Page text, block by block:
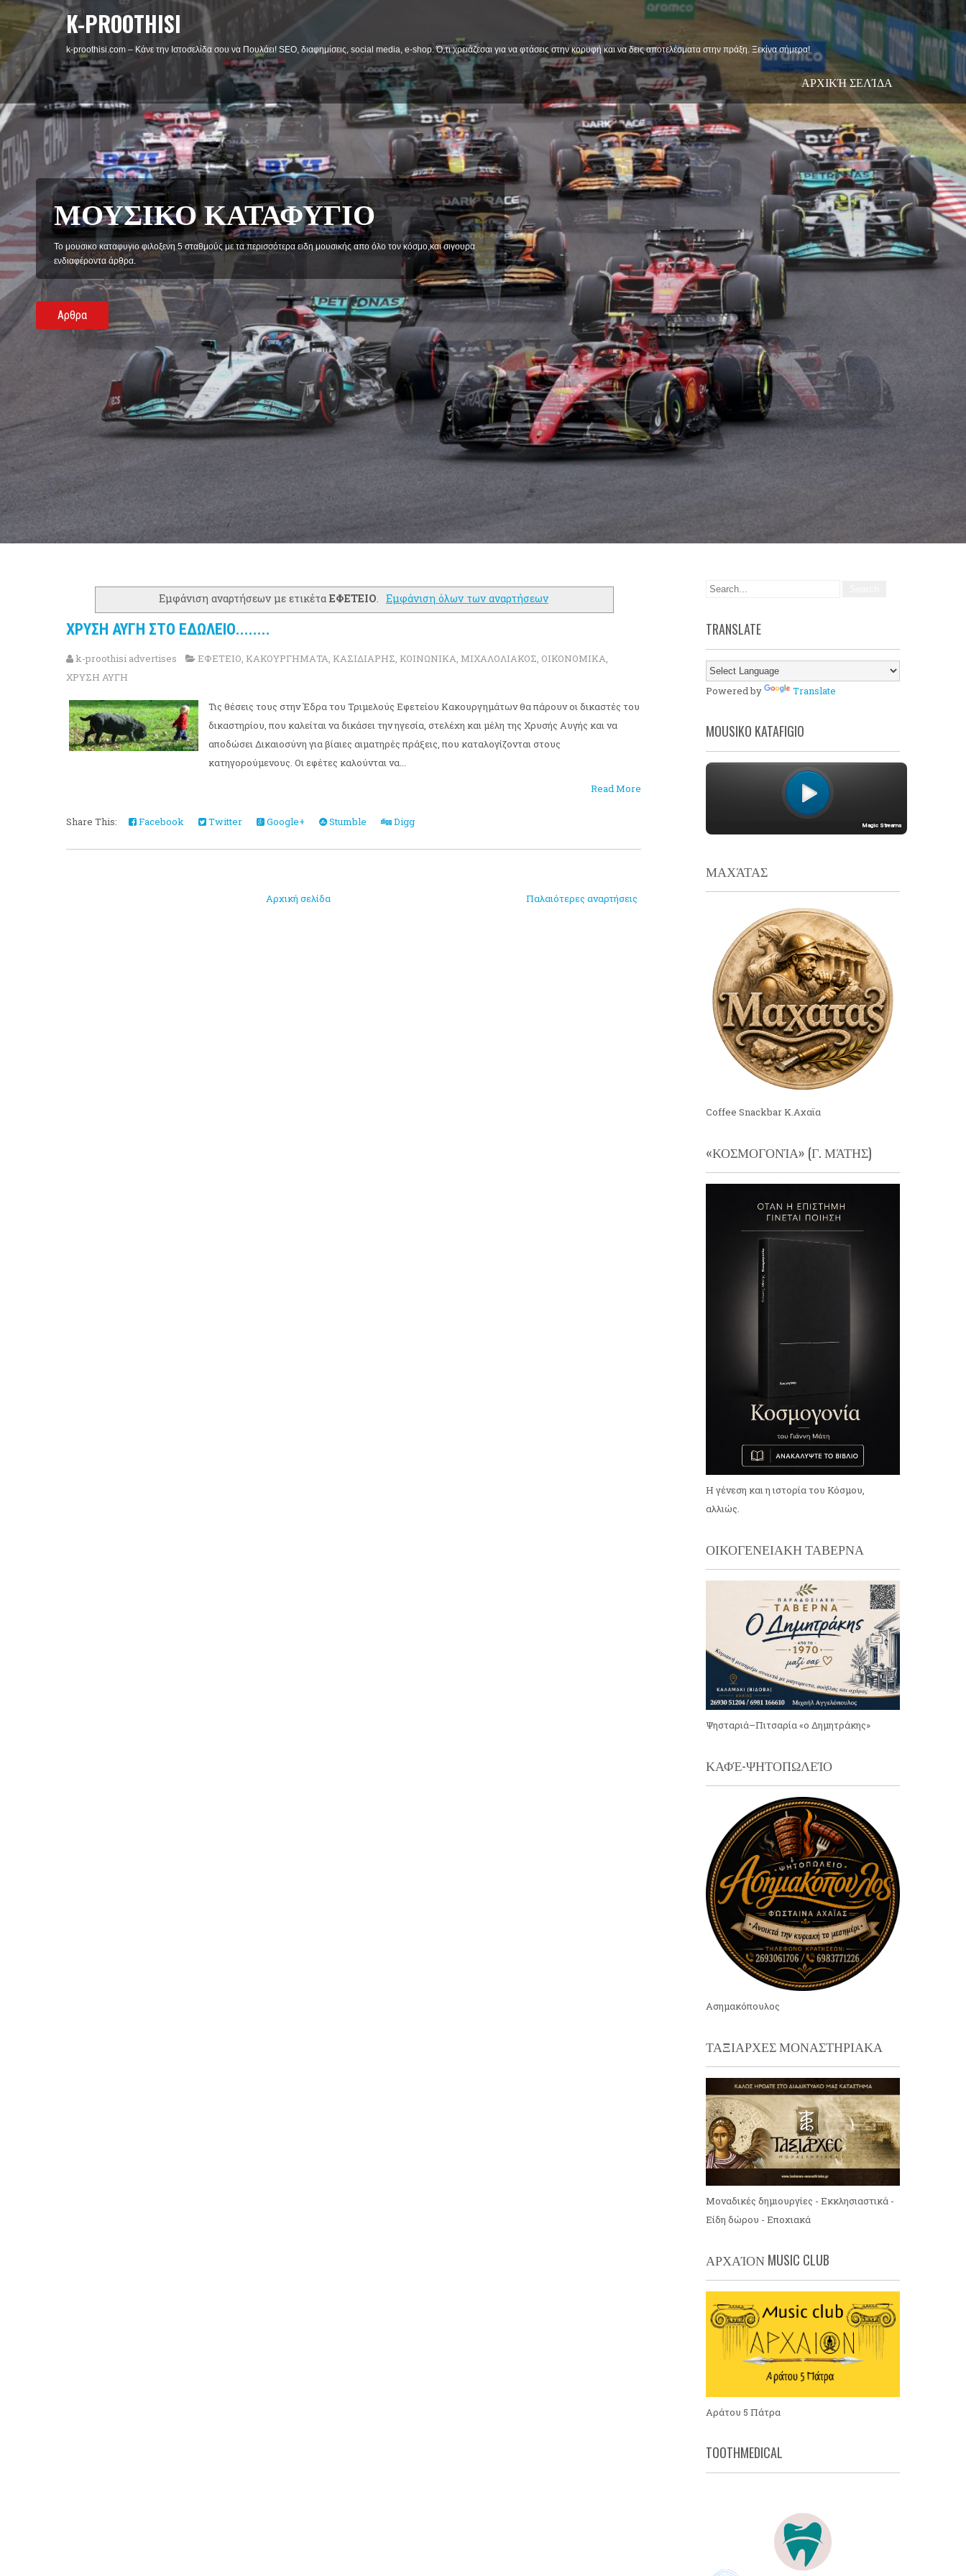
K-PROOTHISI
k-proothisi.com – Κάνε την Ιστοσελίδα σου να Πουλάει! SEO, διαφημίσεις, social media, e-shop. Ό,τι χρειάζεσαι για να φτάσεις στην κορυφή και να δεις αποτελέσματα στην πράξη. Ξεκίνα σήμερα!
ΑΡΧΙΚΉ ΣΕΛΊΔΑ
ΦΙΛΟΜΑΘΕΙΑ
Η Φιλομάθεια φιλοξενή άρθρα κοινωνικού και ψυχολογικού χαρακτήρα στηριξεις και προβληματισμού.
philomathiaplus
Εμφάνιση αναρτήσεων με ετικέταΕΦΕΤΕΙΟ. Εμφάνιση όλων των αναρτήσεων
ΧΡΥΣΗ ΑΥΓΗ ΣΤΟ ΕΔΩΛΕΙΟ........
k-proothisi advertises ΕΦΕΤΕΙΟ ΚΑΚΟΥΡΓΗΜΑΤΑ ΚΑΣΙΔΙΑΡΗΣ ΚΟΙΝΩΝΙΚΑ ΜΙΧΑΛΟΛΙΑΚΟΣ ΟΙΚΟΝΟΜΙΚΑ
ΧΡΥΣΗ ΑΥΓΗ
Τις θέσεις τους στην Έδρα του Τριμελούς Εφετείου Κακουργημάτων θα πάρουν οι δικαστές του
δικαστηρίου, που καλείται να δικάσει την ηγεσία, στελέχη και μέλη της Χρυσής Αυγής και να
αποδώσει Δικαιοσύνη για βίαιες αιματηρές πράξεις, που καταλογίζονται στους
κατηγορούμενους. Οι εφέτες καλούνται να...
Read More
Share This: Facebook Twitter Google+ Stumble Digg
Παλαιότερες αναρτήσεις
Αρχική σελίδα
TRANSLATE
Powered by Translate
MOUSIKO KATAFIGIO
ΜΑΧΆΤΑΣ
Coffee Snackbar Κ.Αχαϊα
«ΚΟΣΜΟΓΟΝΊΑ» (Γ. ΜΆΤΗΣ)
Η γένεση και η ιστορία του Κόσμου,
αλλιώς.
ΟΙΚΟΓΕΝΕΙΑΚΗ ΤΑΒΕΡΝΑ
Ψησταριά–Πιτσαρία «ο Δημητράκης»
ΚΑΦΈ-ΨΗΤΟΠΩΛΕΊΟ
Ασημακόπουλος
ΤΑΞΙΑΡΧΕΣ ΜΟΝΑΣΤΗΡΙΑΚΑ
Μοναδικές δημιουργίες - Εκκλησιαστικά -
Είδη δώρου - Εποχιακά
ΑΡΧΑΊΟΝ MUSIC CLUB
Αράτου 5 Πάτρα
TOOTHMEDICAL